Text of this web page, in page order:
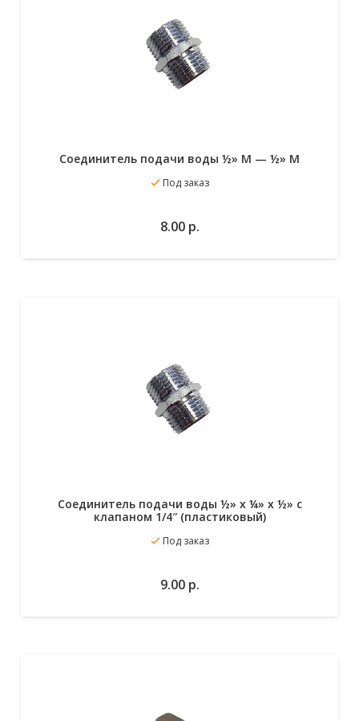
Cоединитель подачи воды ½» M — ½» M
Под заказ
8.00 р.
Cоединитель подачи воды ½» x ¼» x ½» с
клапаном 1/4″ (пластиковый)
Под заказ
9.00 р.